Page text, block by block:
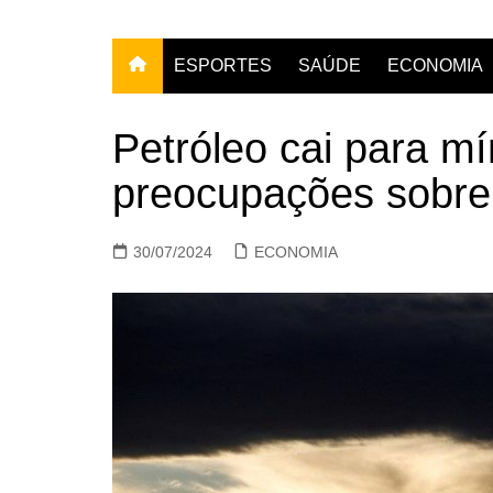
ESPORTES SAÚDE ECONOMIA
Petróleo cai para
preocupações
30/07/2024 ECONOMIA